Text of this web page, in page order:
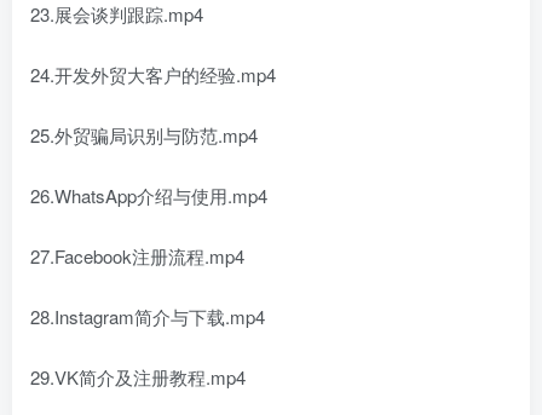
23.展会谈判跟踪.mp4
24.开发外贸大客户的经验.mp4
25.外贸骗局识别与防范.mp4
26.WhatsApp介绍与使用.mp4
27.Facebook注册流程.mp4
28.Instagram简介与下载.mp4
29.VK简介及注册教程.mp4